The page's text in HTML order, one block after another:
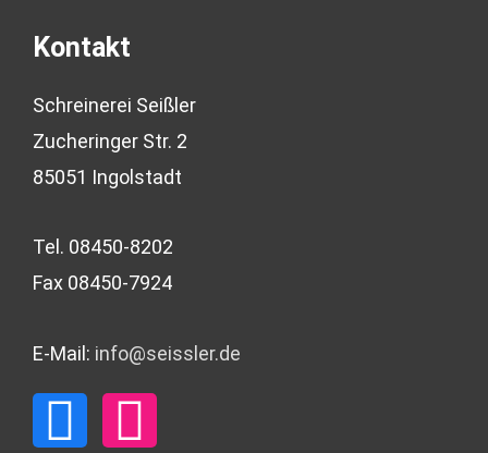
Kontakt
Schreinerei Seißler
Zucheringer Str. 2
85051 Ingolstadt
Tel. 08450-8202
Fax 08450-7924
E-Mail: info@seissler.de
F
I